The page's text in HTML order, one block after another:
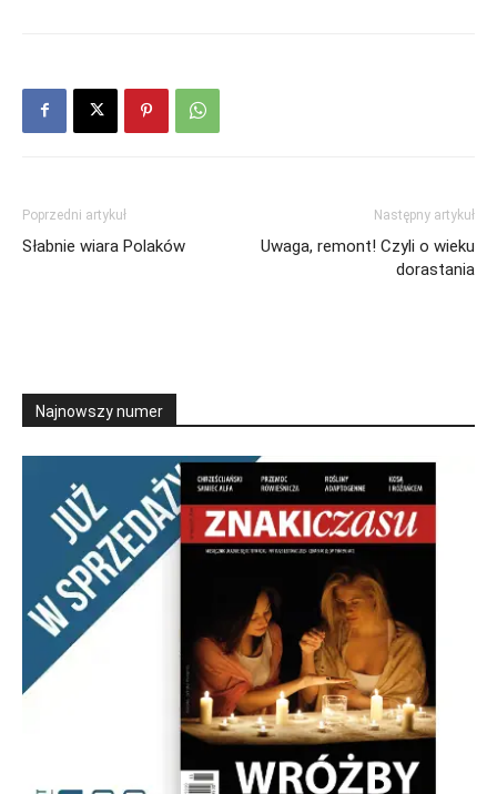
Poprzedni artykuł
Słabnie wiara Polaków
Następny artykuł
Uwaga, remont! Czyli o wieku
dorastania
Najnowszy numer